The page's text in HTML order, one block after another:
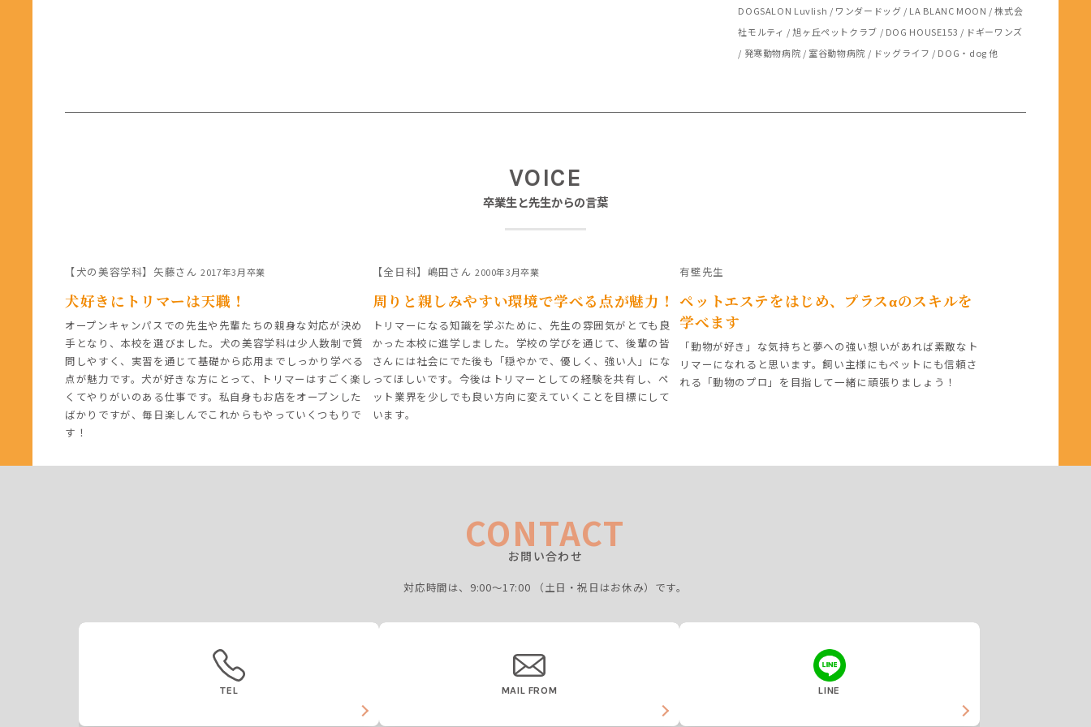
DOGSALON Luvlish / ワンダードッグ / LA BLANC MOON / 株式会
社モルティ / 旭ヶ丘ペットクラブ / DOG HOUSE153 / ドギーワンズ
/ 発寒動物病院 / 室谷動物病院 / ドッグライフ / DOG・dog 他
VOICE
卒業生と先生からの言葉
【犬の美容学科】矢藤さん2017年3月卒業
犬好きにトリマーは天職！
オープンキャンパスでの先生や先輩たちの親身な対応が決め
手となり、本校を選びました。犬の美容学科は少人数制で質
問しやすく、実習を通じて基礎から応用までしっかり学べる
点が魅力です。犬が好きな方にとって、トリマーはすごく楽し
くてやりがいのある仕事です。私自身もお店をオープンした
ばかりですが、毎日楽しんでこれからもやっていくつもりで
す！
【全日科】嶋田さん 2000年3月卒業
周りと親しみやすい環境で学べる点が魅力！
トリマーになる知識を学ぶために、先生の雰囲気がとても良
かった本校に進学しました。学校の学びを通じて、後輩の皆
さんには社会にでた後も「穏やかで、優しく、強い人」にな
ってほしいです。今後はトリマーとしての経験を共有し、ペ
ット業界を少しでも良い方向に変えていくことを目標にして
います。
有壁先生
ペットエステをはじめ、プラスαのスキルを
学べます
「動物が好き」な気持ちと夢への強い想いがあれば素敵なト
リマーになれると思います。飼い主様にもペットにも信頼さ
れる「動物のプロ」を目指して一緒に頑張りましょう！
CONTACT
お問い合わせ
対応時間は、9:00〜17:00 （土日・祝日はお休み）です。
TEL MAIL FROM LINE